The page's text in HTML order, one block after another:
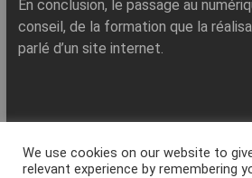
En conclusion, le passage au
conseil, de la formation que la
parlé d’un site internet.
Marseille
We use cookies on our website to
relevant experience by remembering